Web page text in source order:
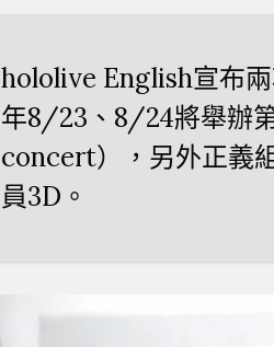
hololive English宣布
年8/23、8/24將舉辦
concert），另外正義
員3D。